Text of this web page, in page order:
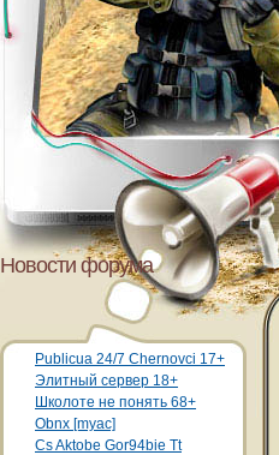
Новости форума
Publicua 24/7 Chernovci 17+
Элитный сервер 18+
Школоте не понять 68+
Obnx [myac]
Cs Aktobe Gor94bie Tt